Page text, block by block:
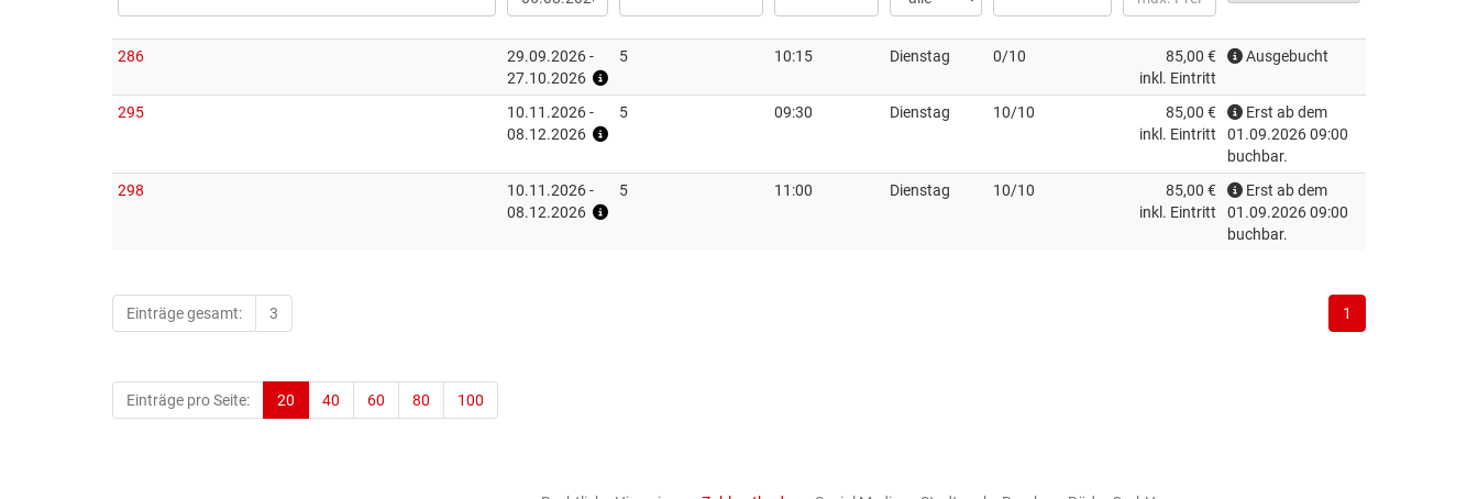
286
29.09.2026 -
27.10.2026
5 10:15 Dienstag 0/10
85,00 €
inkl. Eintritt
Ausgebucht
295
10.11.2026 -
08.12.2026
5 09:30 Dienstag 10/10
85,00 €
inkl. Eintritt
Erst ab dem
01.09.2026 09:00
buchbar.
298
10.11.2026 -
08.12.2026
5 11:00 Dienstag 10/10
85,00 €
inkl. Eintritt
Erst ab dem
01.09.2026 09:00
buchbar.
1
Einträge gesamt: 3
Einträge pro Seite: 20 40 60 80 100